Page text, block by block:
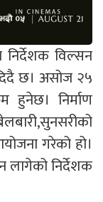
विल्सन
छ। असोज २५
हुनेछ। निर्माण
गरेको हो।
लागेको निर्देशक